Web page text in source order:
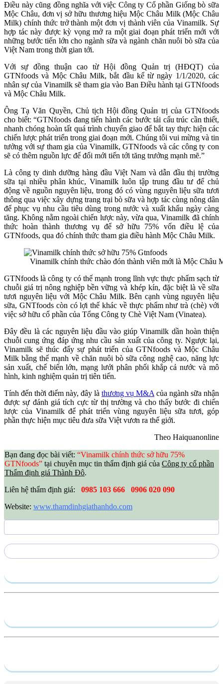
Điều này cũng đồng nghĩa với việc Công ty Cổ phần Giống bò sữa
Mộc Châu, đơn vị sở hữu thương hiệu Mộc Châu Milk (Mộc Châu
Milk) chính thức trở thành một đơn vị thành viên của Vinamilk. Sự
hợp tác này được kỳ vọng mở ra một giai đoạn phát triển mới với
những bước tiến lớn cho ngành sữa và ngành chăn nuôi bò sữa của
Việt Nam trong thời gian tới.
Với sự đồng thuận cao từ Hội đồng Quản trị (HĐQT) của
GTNfoods và Mộc Châu Milk, bắt đầu kể từ ngày 1/1/2020, các
nhân sự của Vinamilk sẽ tham gia vào Ban Điều hành tại GTNfoods
và Mộc Châu Milk.
Ông Tạ Văn Quyền, Chủ tịch Hội đồng Quản trị của GTNfoods
cho biết: “GTNfoods đang tiến hành các bước tái cấu trúc cần thiết,
nhanh chóng hoàn tất quá trình chuyển giao để bắt tay thực hiện các
chiến lược phát triển trong giai đoạn mới. Chúng tôi vui mừng và tin
tưởng với sự tham gia của Vinamilk, GTNfoods và các công ty con
sẽ có thêm nguồn lực để đổi mới tiến tới tăng trưởng mạnh mẽ.”
Là công ty dinh dưỡng hàng đầu Việt Nam và dẫn đầu thị trường
sữa tại nhiều phân khúc, Vinamilk luôn tập trung đầu tư để chủ
động về nguồn nguyên liệu, trong đó có vùng nguyên liệu sữa tươi
thông qua việc xây dựng trang trại bò sữa và hợp tác cùng nông dân
để phục vụ nhu cầu tiêu dùng trong nước và xuất khẩu ngày càng
tăng. Không nằm ngoài chiến lược này, vừa qua, Vinamilk đã chính
thức hoàn thành thương vụ để sở hữu 75% vốn điều lệ của
GTNfoods, qua đó chính thức tham gia điều hành Mộc Châu Milk.
Vinamilk chính thức chào đón thành viên mới là Mộc Châu
GTNfoods là công ty có thế mạnh trong lĩnh vực thực phẩm sạch từ
chuỗi giá trị nông nghiệp bền vững và khép kín, đặc biệt là về sữa
tươi nguyên liệu với Mộc Châu Milk. Bên cạnh vùng nguyên liệu
sữa, GNTfoods còn có lợi thế khác về thực phẩm như trà (chè) với
việc sở hữu cổ phần của Tổng Công ty Chè Việt Nam (Vinatea).
Đây đều là các nguyên liệu đầu vào giúp Vinamilk dần hoàn thiện
chuỗi cung ứng đáp ứng nhu cầu sản xuất của công ty. Ngược lại,
Vinamilk sẽ thúc đẩy sự phát triển của GTNfoods và Mộc Châu
Milk bằng thế mạnh về chăn nuôi bò sữa công nghệ cao, năng lực
sản xuất, chế biến lớn, mạng lưới phân phối khắp cả nước và mô
hình, kinh nghiệm quản trị tiên tiến.
Tính đến thời điểm này, đây là thương vụ M&A của ngành sữa nhận
được sự đánh giá tích cực từ thị trường và cho thấy bước đi chiến
lược của Vinamilk để phát triển vùng nguyên liệu sữa tươi, góp
phần thực hiện mục tiêu đưa sữa Việt vươn ra thế giới.
Theo Haiquanonline
Bạn đang đọc bài viết: “Vinamilk chính thức sở hữu 75%
GTNfoods” tại chuyên mục tin thẩm định giá của Công ty cổ phần
Thẩm định giá Thành Đô.
Liên hệ thẩm định giá:
0985 103 666
0906 020 090
Website: www.thamdinhgiathanhdo.com